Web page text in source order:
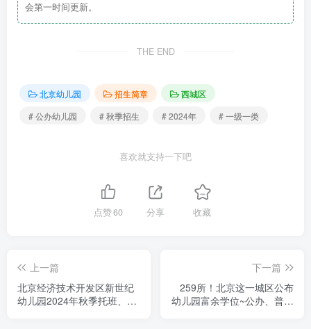
会第一时间更新。
THE END
北京幼儿园 招生简章
西城区
# 公办幼儿园
# 秋季招生 # 2024年 # 一级一类
喜欢就支持一下吧
点赞60 分享 收藏
上一篇
北京经济技术开发区新世纪
幼儿园2024年秋季托班、小
下一篇
259所！北京这一城区公布
幼儿园富余学位~公办、普惠